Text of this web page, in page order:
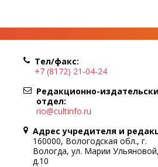
Тел/факс:
+7 (8172) 21-04-24
Редакционно-
отдел:
rio@cultinfo.ru
Адрес учредителя и
160000, Вологодская обл., г.
Вологда, ул. Марии Ульяновой,
д.10